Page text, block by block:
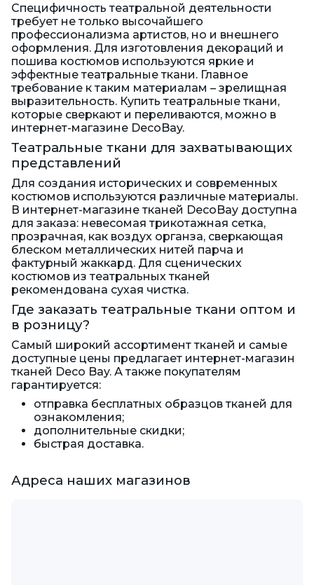
Специфичность театральной деятельности
требует не только высочайшего
профессионализма артистов, но и внешнего
оформления. Для изготовления декораций и
пошива костюмов используются яркие и
эффектные театральные ткани. Главное
требование к таким материалам – зрелищная
выразительность. Купить театральные ткани,
которые сверкают и переливаются, можно в
интернет-магазине DecoBay.
Театральные ткани для захватывающих
представлений
Для создания исторических и современных
костюмов используются различные материалы.
В интернет-магазине тканей DecoBay доступна
для заказа: невесомая трикотажная сетка,
прозрачная, как воздух органза, сверкающая
блеском металлических нитей парча и
фактурный жаккард. Для сценических
костюмов из театральных тканей
рекомендована сухая чистка.
Где заказать театральные ткани оптом и
в розницу?
Самый широкий ассортимент тканей и самые
доступные цены предлагает интернет-магазин
тканей Deco Bay. А также покупателям
гарантируется:
отправка бесплатных образцов тканей для
ознакомления;
дополнительные скидки;
быстрая доставка.
Адреса наших магазинов